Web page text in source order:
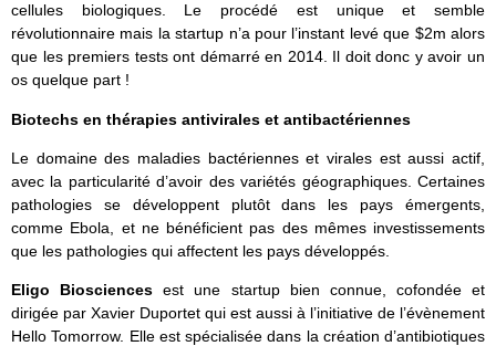
cellules biologiques. Le procédé est unique et semble
révolutionnaire mais la startup n’a pour l’instant levé que $2m alors
que les premiers tests ont démarré en 2014. Il doit donc y avoir un
os quelque part !
Biotechs en thérapies antivirales et antibactériennes
Le domaine des maladies bactériennes et virales est aussi actif,
avec la particularité d’avoir des variétés géographiques. Certaines
pathologies se développent plutôt dans les pays émergents,
comme Ebola, et ne bénéficient pas des mêmes investissements
que les pathologies qui affectent les pays développés.
Eligo Biosciences est une startup bien connue, cofondée et
dirigée par Xavier Duportet qui est aussi à l’initiative de l’évènement
Hello Tomorrow. Elle est spécialisée dans la création d’antibiotiques